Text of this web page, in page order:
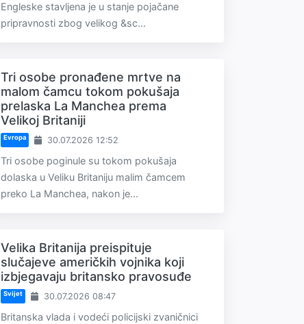
Engleske stavljena je u stanje pojačane
pripravnosti zbog velikog &sc...
Tri osobe pronađene mrtve na
malom čamcu tokom pokušaja
prelaska La Manchea prema
Velikoj Britaniji
Evropa 30.07.2026 12:52
Tri osobe poginule su tokom pokušaja
dolaska u Veliku Britaniju malim čamcem
preko La Manchea, nakon je...
Velika Britanija preispituje
slučajeve američkih vojnika koji
izbjegavaju britansko pravosuđe
Svijet 30.07.2026 08:47
Britanska vlada i vodeći policijski zvaničnici